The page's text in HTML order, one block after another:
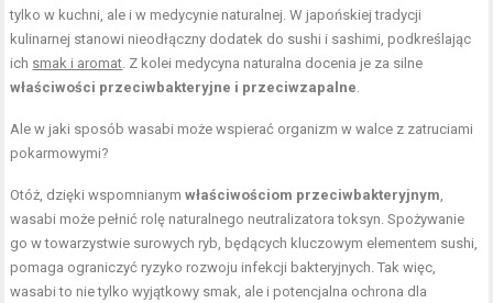
tylko w kuchni, ale i w medycynie naturalnej. W japońskiej tradycji
kulinarnej stanowi nieodłączny dodatek do sushi i sashimi, podkreślając
ich smak i aromat . Z kolei medycyna naturalna docenia je za silne
właściwości przeciwbakteryjne i przeciwzapalne
Ale w jaki sposób wasabi może wspierać organizm w walce z zatruciami
pokarmowymi?
Otóż, dzięki wspomnianymwłaściwościom przeciwbakteryjnym
wasabi może pełnić rolę naturalnego neutralizatora toksyn. Spożywanie
go w towarzystwie surowych ryb, będących kluczowym elementem sushi,
pomaga ograniczyć ryzyko rozwoju infekcji bakteryjnych. Tak więc,
wasabi to nie tylko wyjątkowy smak, ale i potencjalna ochrona dla